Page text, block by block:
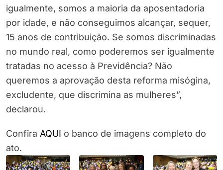
igualmente, somos a maioria da aposentadoria
por idade, e não conseguimos alcançar, sequer,
15 anos de contribuição. Se somos discriminadas
no mundo real, como poderemos ser igualmente
tratadas no acesso à Previdência? Não
queremos a aprovação desta reforma misógina,
excludente, que discrimina as mulheres”,
declarou.
Confira AQUI o banco de imagens completo do
ato.